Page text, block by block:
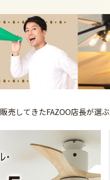
販売してきたFAZOO店長が選ぶ